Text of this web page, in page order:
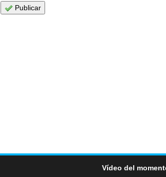
Publicar
Vídeo del